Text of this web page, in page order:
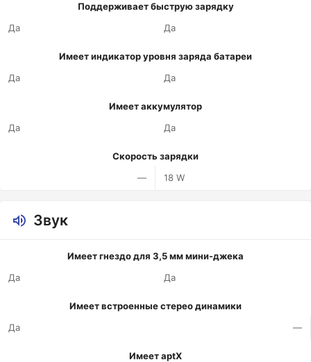
Поддерживает быструю зарядку
Да
Да
Имеет индикатор уровня заряда батареи
Да
Да
Имеет аккумулятор
Да
Да
Скорость зарядки
—
18 W
Звук
Имеет гнездо для 3,5 мм мини-джека
Да
Да
Имеет встроенные стерео динамики
Да
—
Имеет aptX